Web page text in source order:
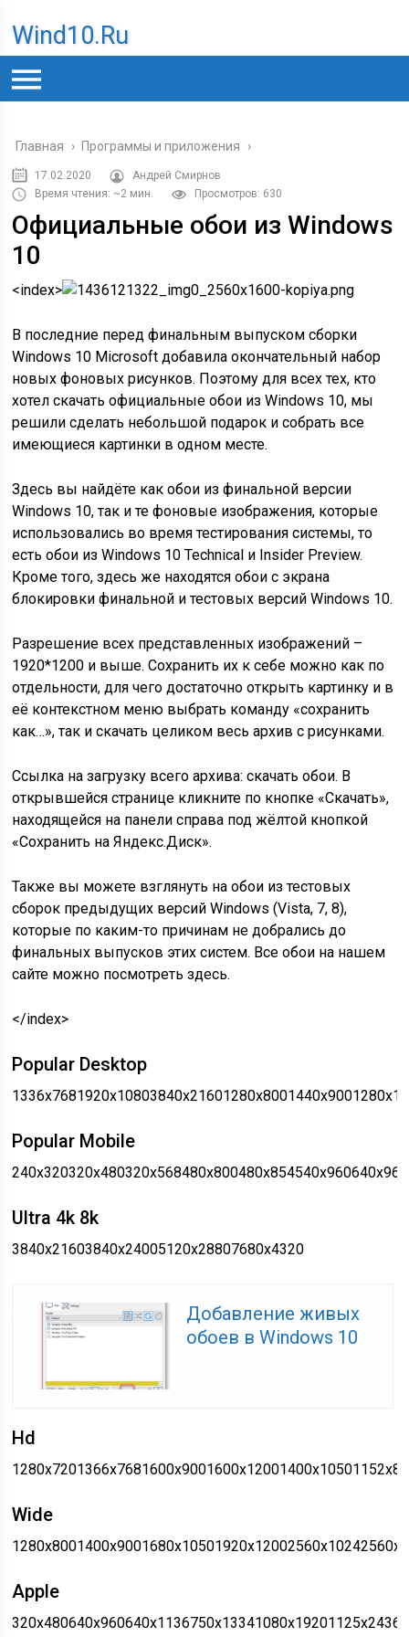
Wind10.ru
Главная › Программы и приложения ›
17.02.2020
Андрей Смирнов
Время чтения: ~2 мин.
Просмотров: 630
Официальные обои из Windows
10
<index>
В последние перед финальным выпуском сборки
Windows 10 Microsoft добавила окончательный набор
новых фоновых рисунков. Поэтому для всех тех, кто
хотел скачать официальные обои из Windows 10, мы
решили сделать небольшой подарок и собрать все
имеющиеся картинки в одном месте.
Здесь вы найдёте как обои из финальной версии
Windows 10, так и те фоновые изображения, которые
использовались во время тестирования системы, то
есть обои из Windows 10 Technical и Insider Preview.
Кроме того, здесь же находятся обои с экрана
блокировки финальной и тестовых версий Windows 10.
Разрешение всех представленных изображений –
1920*1200 и выше. Сохранить их к себе можно как по
отдельности, для чего достаточно открыть картинку и в
её контекстном меню выбрать команду «сохранить
как…», так и скачать целиком весь архив с рисунками.
Ссылка на загрузку всего архива: скачать обои. В
открывшейся странице кликните по кнопке «Скачать»,
находящейся на панели справа под жёлтой кнопкой
«Сохранить на Яндекс.Диск».
Также вы можете взглянуть на обои из тестовых
сборок предыдущих версий Windows (Vista, 7, 8),
которые по каким-то причинам не добрались до
финальных выпусков этих систем. Все обои на нашем
сайте можно посмотреть здесь.
</index>
Popular Desktop
Popular Mobile
Ultra 4k 8k
3840x21603840x24005120x28807680x4320
Добавление живых
обоев в Windows 10
Hd
Wide
Apple